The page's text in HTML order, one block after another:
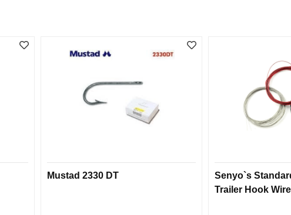
Mustad 2330 DT
Senyo`s
Trailer Hook Wire